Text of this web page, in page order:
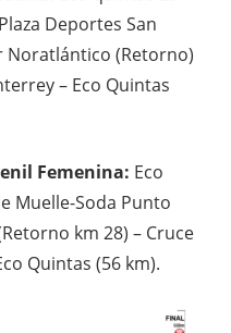
Deportes San
Noratlántico (Retorno)
– Eco Quintas
Femenina: Eco
Muelle-Soda Punto
km 28) – Cruce
Quintas (56 km).